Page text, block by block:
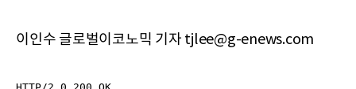
이인수 글로벌이코노믹 기자 tjlee@g-enews.com